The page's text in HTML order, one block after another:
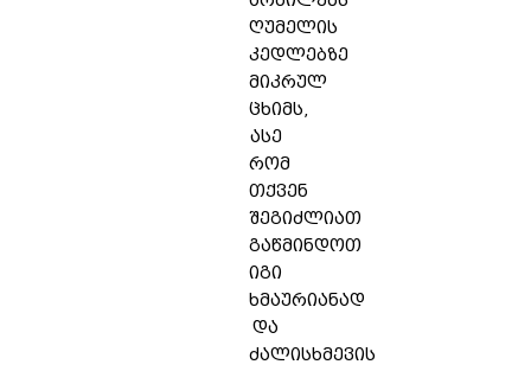
ღუმელის
კედლებზე
მიკრულ
ცხიმს,
ასე
რომ
თქვენ
შეგიძლიათ
გაწმინდოთ
იგი
ხმაურიანად
და
ძალისხმევის